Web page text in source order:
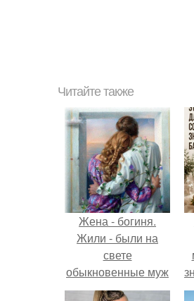
Читайте также
Жена - богиня.
Жили - были на
свете
обыкновенные муж
и жена.